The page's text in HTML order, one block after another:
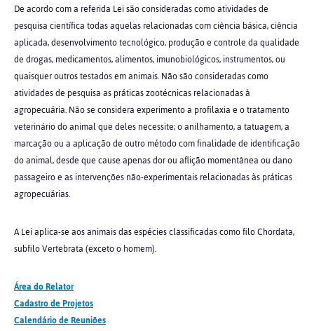
De acordo com a referida Lei são consideradas como atividades de
pesquisa científica todas aquelas relacionadas com ciência básica, ciência
aplicada, desenvolvimento tecnológico, produção e controle da qualidade
de drogas, medicamentos, alimentos, imunobiológicos, instrumentos, ou
quaisquer outros testados em animais. Não são consideradas como
atividades de pesquisa as práticas zootécnicas relacionadas à
agropecuária. Não se considera experimento a profilaxia e o tratamento
veterinário do animal que deles necessite; o anilhamento, a tatuagem, a
marcação ou a aplicação de outro método com finalidade de identificação
do animal, desde que cause apenas dor ou aflição momentânea ou dano
passageiro e as intervenções não-experimentais relacionadas às práticas
agropecuárias.
A Lei aplica-se aos animais das espécies classificadas como filo Chordata,
subfilo Vertebrata (exceto o homem).
Área do Relator
Cadastro de Projetos
Calendário de Reuniões